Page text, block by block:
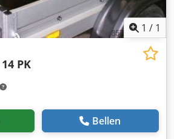
1 / 1
PK
Bellen